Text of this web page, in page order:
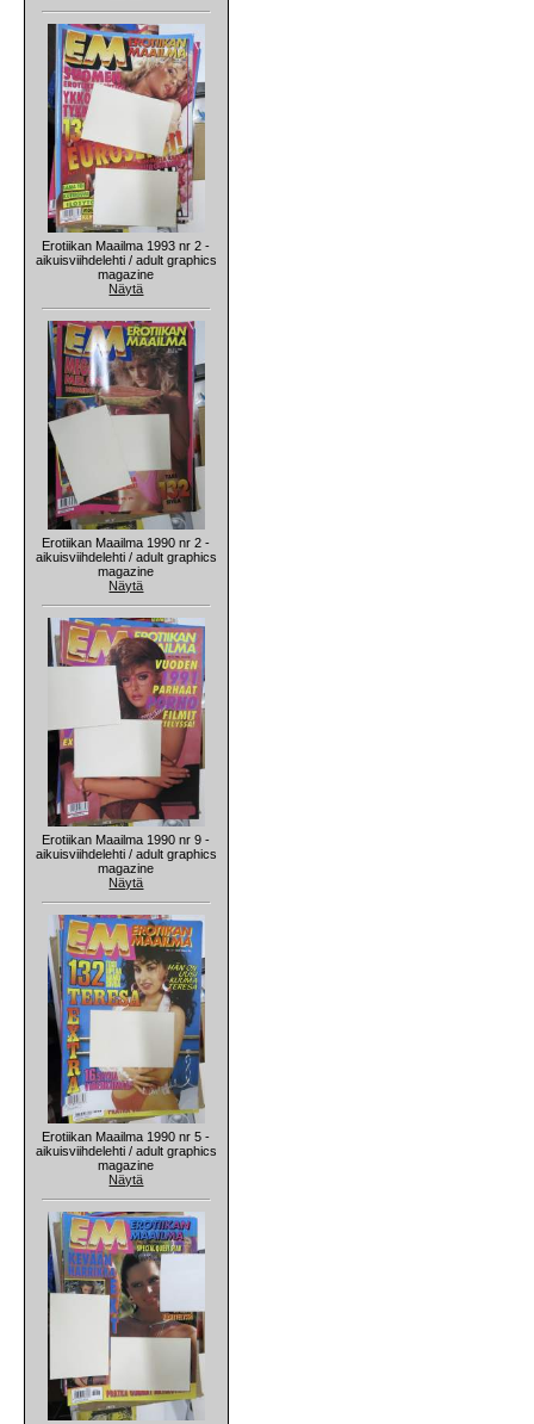
Erotiikan Maailma 1993 nr 2 -
aikuisviihdelehti / adult graphics
magazine
Näytä
Erotiikan Maailma 1990 nr 2 -
aikuisviihdelehti / adult graphics
magazine
Näytä
Erotiikan Maailma 1990 nr 9 -
aikuisviihdelehti / adult graphics
magazine
Näytä
Erotiikan Maailma 1990 nr 5 -
aikuisviihdelehti / adult graphics
magazine
Näytä